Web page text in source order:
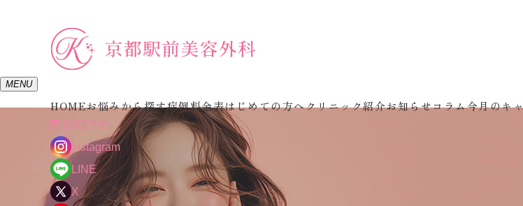
MENU
HOMEお悩みから探す症例料金表はじめての方へクリニック紹介お知らせコラム今月のキ
LINE予約
Instagram
LINE
X